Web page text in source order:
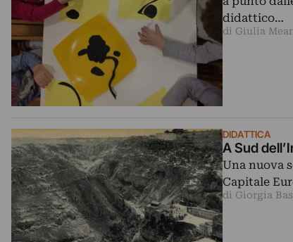
didattico…
di Giulia
DIDATTICA
A Sud
Una nuova
Capitale
di Giorgia